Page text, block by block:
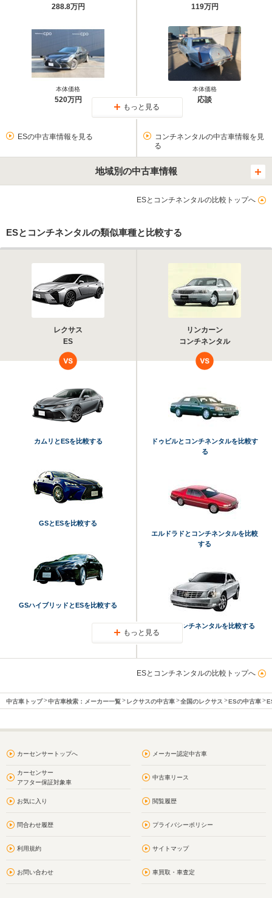
288.8万円
本体価格
520万円
119万円
本体価格
応談
もっと見る
ESの中古車情報を見る
コンチネンタルの中古車情報を見
る
地域別の中古車情報
ESとコンチネンタルの比較トップへ
ESとコンチネンタルの類似車種と比較する
レクサス
ES
リンカーン
コンチネンタル
カムリとESを比較する
GSとESを比較する
GSハイブリッドとESを比較する
ドゥビルとコンチネンタルを比較す
る
エルドラドとコンチネンタルを比較
する
DTSとコンチネンタルを比較する
もっと見る
ESとコンチネンタルの比較トップへ
中古車トップ 中古車検索：メーカー一覧 レクサスの中古車 全国のレクサス ESの中古車
カーセンサートップへ メーカー認定中古車
カーセンサー
アフター保証対象車
中古車リース
お気に入り 閲覧履歴
問合わせ履歴 プライバシーポリシー
利用規約 サイトマップ
お問い合わせ 車買取・車査定